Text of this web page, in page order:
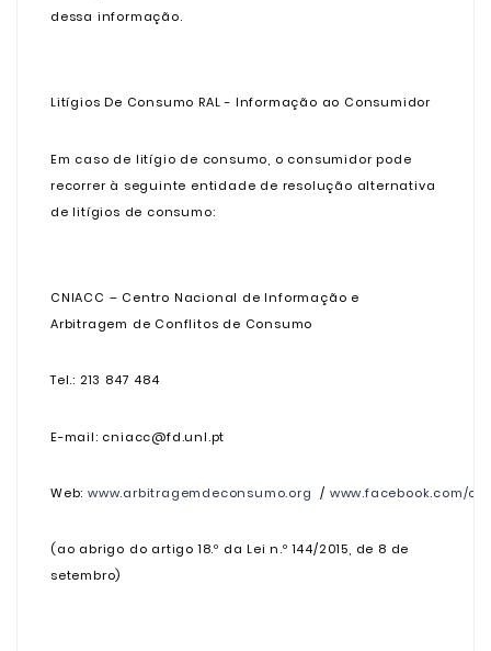
dessa informação.
Litígios De Consumo RAL - Informação ao Consumidor
Em caso de litígio de consumo, o consumidor pode
recorrer à seguinte entidade de resolução alternativa
de litígios de consumo:
CNIACC – Centro Nacional de Informação e
Arbitragem de Conflitos de Consumo
Tel.: 213 847 484
E-mail: cniacc@fd.unl.pt
Web: www.arbitragemdeconsumo.org / www.facebook.com/
(ao abrigo do artigo 18.º da Lei n.º 144/2015, de 8 de
setembro)